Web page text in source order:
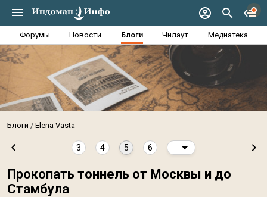
Форумы Новости Блоги Чилаут Медиатека
Блоги Elena Vasta
3 4 5 6
Прокопать тоннель от Москвы и до
Стамбула